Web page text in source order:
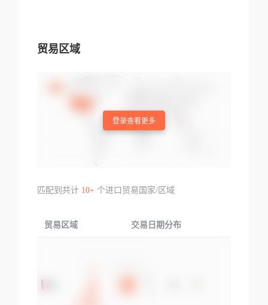
贸易区域
登录查看更多
匹配到共计 10+个进口贸易国家/区域
贸易区域 交易日期分布